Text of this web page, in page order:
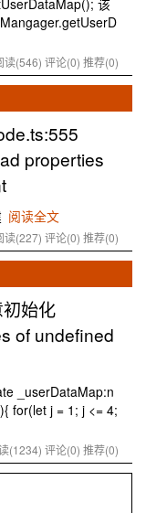
该
读(546) 评论(0) 推荐(0)
properties
阅读全文
读(227) 评论(0) 推荐(0)
始化
of undefined
_userDataMap:n
for(let j = 1; j <= 4;
(1234) 评论(0) 推荐(0)